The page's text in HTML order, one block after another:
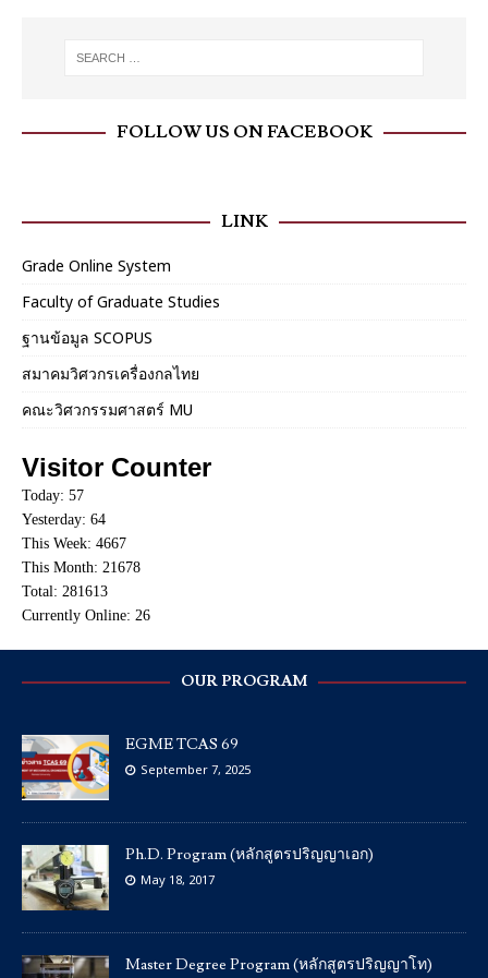
FOLLOW US ON FACEBOOK
LINK
Grade Online System
Faculty of Graduate Studies
ฐานข้อมูล SCOPUS
สมาคมวิศวกรเครื่องกลไทย
คณะวิศวกรรมศาสตร์ MU
Visitor Counter
Today: 57
Yesterday: 64
This Week: 4667
This Month: 21678
Total: 281613
Currently Online: 26
OUR PROGRAM
EGME TCAS 69
September 7, 2025
Ph.D. Program (หลักสูตรปริญญาเอก)
May 18, 2017
Master Degree Program (หลักสูตรปริญญาโท)